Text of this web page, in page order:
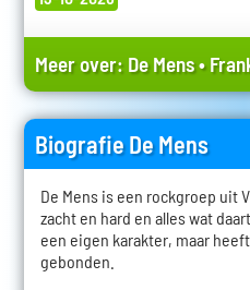
Meer over: De Mens•
Biografie De Mens
De Mens is een rockgroep uit
zacht en hard en alles wat
een eigen karakter, maar
gebonden.